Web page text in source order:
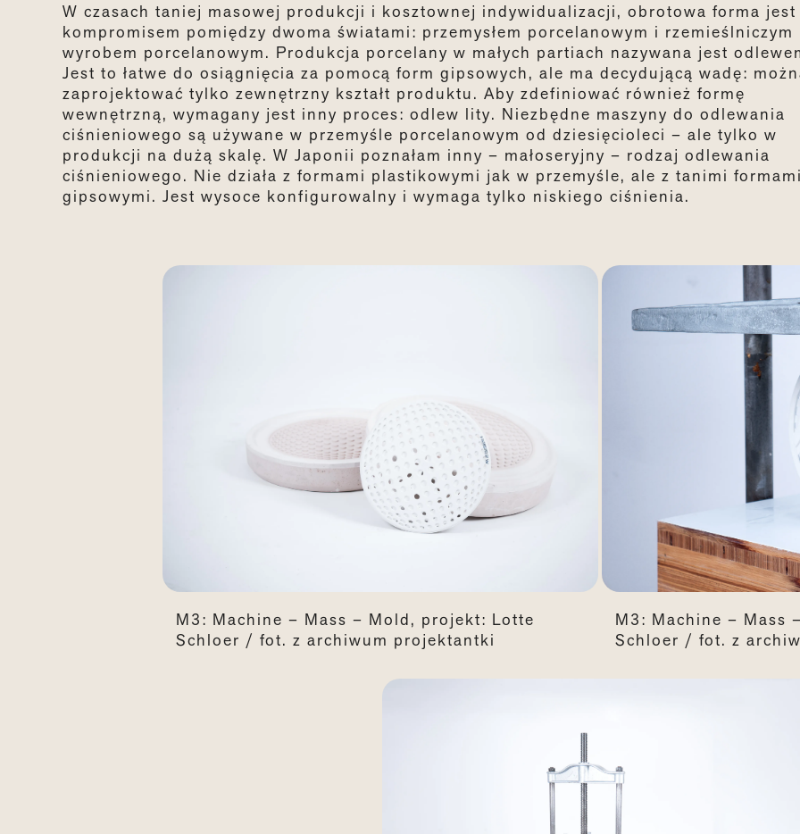
W czasach taniej masowej produkcji i kosztownej indywidualizacji, obrotowa forma jest
kompromisem pomiędzy dwoma światami: przemysłem porcelanowym i rzemieślniczym
wyrobem porcelanowym. Produkcja porcelany w małych partiach nazywana jest
Jest to łatwe do osiągnięcia za pomocą form gipsowych, ale ma decydującą wadę:
zaprojektować tylko zewnętrzny kształt produktu. Aby zdefiniować również formę
wewnętrzną, wymagany jest inny proces: odlew lity. Niezbędne maszyny do odlewania
ciśnieniowego są używane w przemyśle porcelanowym od dziesięcioleci – ale tylko w
produkcji na dużą skalę. W Japonii poznałam inny – małoseryjny – rodzaj odlewania
ciśnieniowego. Nie działa z formami plastikowymi jak w przemyśle, ale z tanimi
gipsowymi. Jest wysoce konfigurowalny i wymaga tylko niskiego ciśnienia.
M3: Machine – Mass – Mold, projekt: Lotte
Schloer / fot. z archiwum projektantki
M3: Machine – Mass
Schloer / fot. z